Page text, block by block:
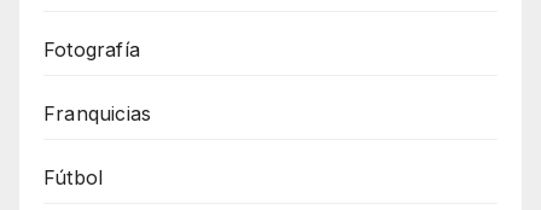
Fotografía
Franquicias
Fútbol